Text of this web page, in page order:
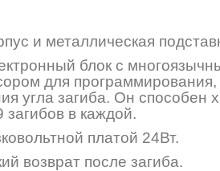
и металлическая
блок с
для программирования,
угла загиба. Он способен
загибов в каждой.
платой 24Вт.
возврат после загиба.